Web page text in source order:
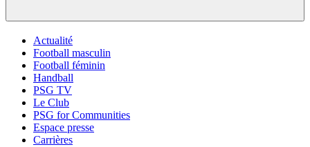
Actualité
Football masculin
Football féminin
Handball
PSG TV
Le Club
PSG for Communities
Espace presse
Carrières